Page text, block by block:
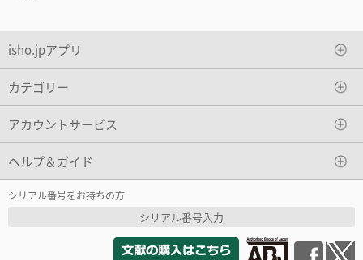
isho.jpアプリ
カテゴリー
アカウントサービス
ヘルプ＆ガイド
シリアル番号をお持ちの方
シリアル番号入力